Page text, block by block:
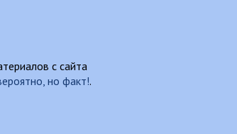
с сайта
но факт!.